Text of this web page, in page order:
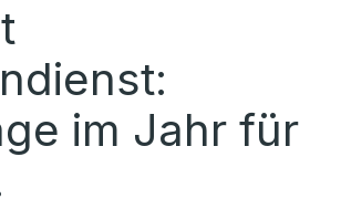
im Jahr für